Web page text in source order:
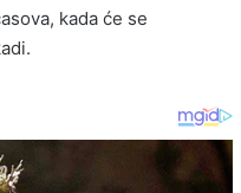
kada će se